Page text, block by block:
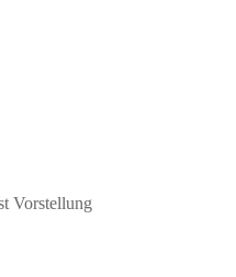
Vorstellung